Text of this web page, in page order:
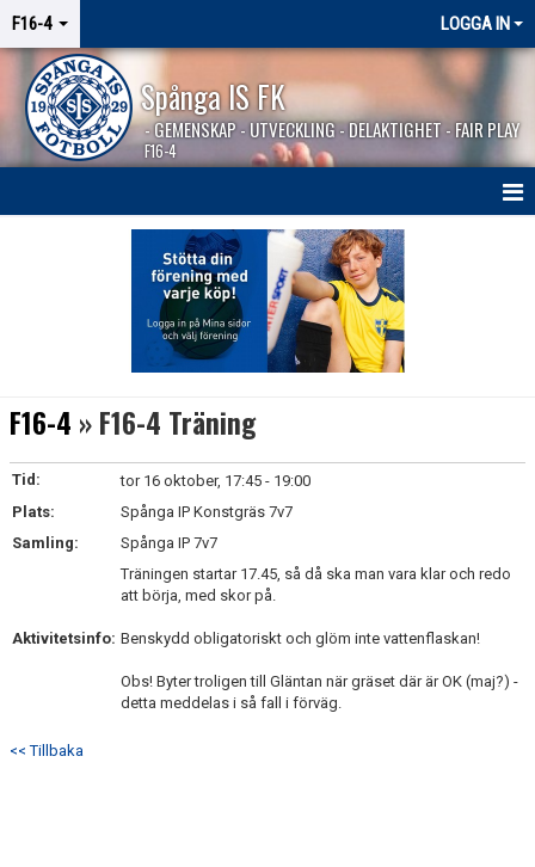
F16-4 LOGGA IN
Spånga IS FK
- GEMENSKAP - UTVECKLING - DELAKTIGHET - FAIR PLAY
F16-4
F16-4 » F16-4 Träning
Tid:
tor 16 oktober, 17:45 - 19:00
Plats:
Spånga IP Konstgräs 7v7
Samling:
Spånga IP 7v7
Aktivitetsinfo:
Träningen startar 17.45, så då ska man vara klar och redo
att börja, med skor på.
Benskydd obligatoriskt och glöm inte vattenflaskan!
Obs! Byter troligen till Gläntan när gräset där är OK (maj?) -
detta meddelas i så fall i förväg.
<< Tillbaka